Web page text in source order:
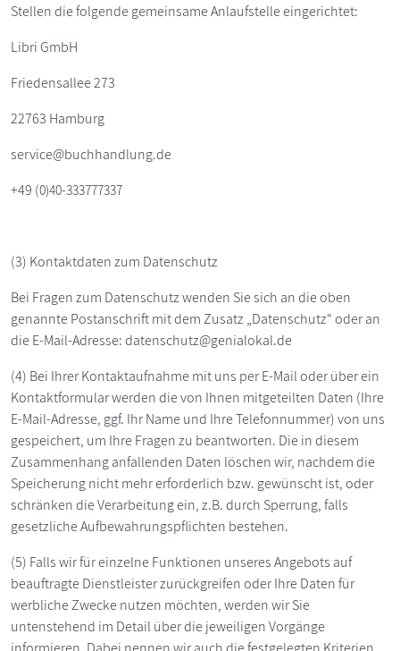
Stellen die folgende gemeinsame Anlaufstelle eingerichtet:
Libri GmbH
Friedensallee 273
22763 Hamburg
service@buchhandlung.de
+49 (0)40-333777337
(3) Kontaktdaten zum Datenschutz
Bei Fragen zum Datenschutz wenden Sie sich an die oben
genannte Postanschrift mit dem Zusatz „Datenschutz“ oder an
die E-Mail-Adresse: datenschutz@genialokal.de
(4) Bei Ihrer Kontaktaufnahme mit uns per E-Mail oder über ein
Kontaktformular werden die von Ihnen mitgeteilten Daten (Ihre
E-Mail-Adresse, ggf. Ihr Name und Ihre Telefonnummer) von uns
gespeichert, um Ihre Fragen zu beantworten. Die in diesem
Zusammenhang anfallenden Daten löschen wir, nachdem die
Speicherung nicht mehr erforderlich bzw. gewünscht ist, oder
schränken die Verarbeitung ein, z.B. durch Sperrung, falls
gesetzliche Aufbewahrungspflichten bestehen.
(5) Falls wir für einzelne Funktionen unseres Angebots auf
beauftragte Dienstleister zurückgreifen oder Ihre Daten für
werbliche Zwecke nutzen möchten, werden wir Sie
untenstehend im Detail über die jeweiligen Vorgänge